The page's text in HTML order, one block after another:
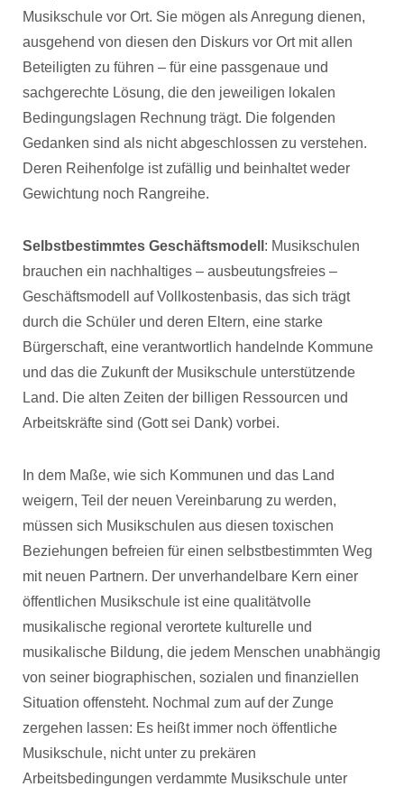
Musikschule vor Ort. Sie mögen als Anregung dienen,
ausgehend von diesen den Diskurs vor Ort mit allen
Beteiligten zu führen – für eine passgenaue und
sachgerechte Lösung, die den jeweiligen lokalen
Bedingungslagen Rechnung trägt. Die folgenden
Gedanken sind als nicht abgeschlossen zu verstehen.
Deren Reihenfolge ist zufällig und beinhaltet weder
Gewichtung noch Rangreihe.
Selbstbestimmtes Geschäftsmodell : Musikschulen
brauchen ein nachhaltiges – ausbeutungsfreies –
Geschäftsmodell auf Vollkostenbasis, das sich trägt
durch die Schüler und deren Eltern, eine starke
Bürgerschaft, eine verantwortlich handelnde Kommune
und das die Zukunft der Musikschule unterstützende
Land. Die alten Zeiten der billigen Ressourcen und
Arbeitskräfte sind (Gott sei Dank) vorbei.
In dem Maße, wie sich Kommunen und das Land
weigern, Teil der neuen Vereinbarung zu werden,
müssen sich Musikschulen aus diesen toxischen
Beziehungen befreien für einen selbstbestimmten Weg
mit neuen Partnern. Der unverhandelbare Kern einer
öffentlichen Musikschule ist eine qualitätvolle
musikalische regional verortete kulturelle und
musikalische Bildung, die jedem Menschen unabhängig
von seiner biographischen, sozialen und finanziellen
Situation offensteht. Nochmal zum auf der Zunge
zergehen lassen: Es heißt immer noch öffentliche
Musikschule, nicht unter zu prekären
Arbeitsbedingungen verdammte Musikschule unter